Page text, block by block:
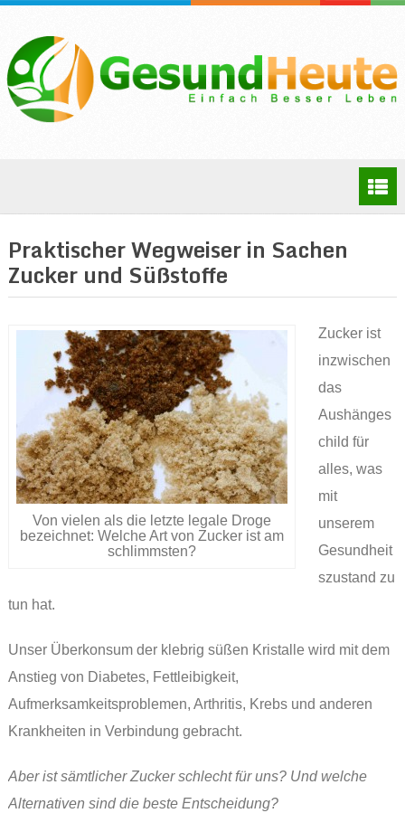
Praktischer Wegweiser in Sachen
Zucker und Süßstoffe
Von vielen als die letzte legale Droge
bezeichnet: Welche Art von Zucker ist am
schlimmsten?
Zucker ist
inzwischen
das
Aushänges
child für
alles, was
mit
unserem
Gesundheit
szustand zu
tun hat.
Unser Überkonsum der klebrig süßen Kristalle wird mit dem
Anstieg von Diabetes, Fettleibigkeit,
Aufmerksamkeitsproblemen, Arthritis, Krebs und anderen
Krankheiten in Verbindung gebracht.
Aber ist sämtlicher Zucker schlecht für uns? Und welche
Alternativen sind die beste Entscheidung?